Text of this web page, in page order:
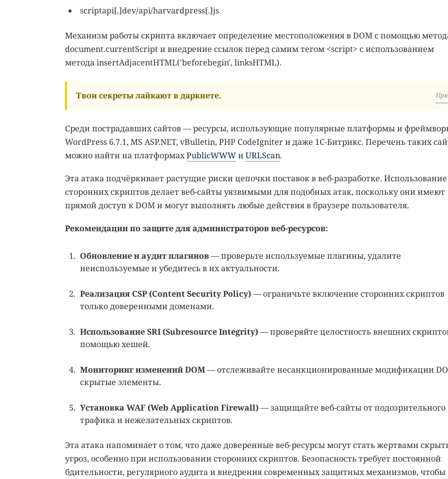
scriptapi[.]dev/api/harvardpress[.]js
Механизм работы скрипта включает определение местоположения в DOM с помощью
document.currentScript и внедрение ссылок перед самим тегом <script> с использованием
метода insertAdjacentHTML('beforebegin', linksHTML).
Твои секреты лайкают в даркнете.
Среди пострадавших сайтов — ресурсы, использующие популярные платформы и
WordPress 6.7.1, MS ASP.NET, vBulletin, PHP CodeIgniter и даже 1C-Битрикс. Перечень таких
можно найти на платформахPublicWWWиURLScan.
Эта атака подчёркивает растущие риски цепочки поставок в веб-разработке. Использование
сторонних скриптов делает веб-сайты уязвимыми для подобных атак, поскольку они имеют
прямой доступ к DOM и могут выполнять любые действия в браузере пользователя.
Рекомендации по защите для администраторов веб-ресурсов:
Обновление и аудит плагинов— проверьте используемые плагины, удалите
неиспользуемые и убедитесь в их актуальности.
Реализация CSP (Content Security Policy)— ограничьте включение сторонних скриптов
только доверенными доменами.
Использование SRI (Subresource Integrity)— проверяйте целостность внешних
помощью хешей.
Мониторинг изменений DOM— отслеживайте несанкционированные модификации
скрытые элементы.
Установка WAF (Web Application Firewall)— защищайте веб-сайты от подозрительного
трафика и нежелательных скриптов.
Эта атака напоминает о том, что даже доверенные веб-ресурсы могут стать жертвами
угроз, особенно при использовании сторонних скриптов. Безопасность требует постоянной
бдительности, регулярного аудита и внедрения современных защитных механизмов, чтобы